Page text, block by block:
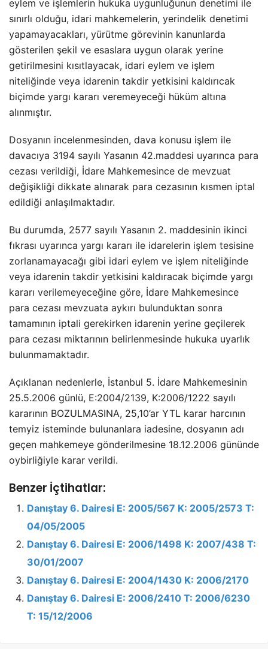
eylem ve işlemlerin hukuka uygunluğunun denetimi ile
sınırlı olduğu, idari mahkemelerin, yerindelik denetimi
yapamayacakları, yürütme görevinin kanunlarda
gösterilen şekil ve esaslara uygun olarak yerine
getirilmesini kısıtlayacak, idari eylem ve işlem
niteliğinde veya idarenin takdir yetkisini kaldırıcak
biçimde yargı kararı veremeyeceği hüküm altına
alınmıştır.
Dosyanın incelenmesinden, dava konusu işlem ile
davacıya 3194 sayılı Yasanın 42.maddesi uyarınca para
cezası verildiği, İdare Mahkemesince de mevzuat
değişikliği dikkate alınarak para cezasının kısmen iptal
edildiği anlaşılmaktadır.
Bu durumda, 2577 sayılı Yasanın 2. maddesinin ikinci
fıkrası uyarınca yargı kararı ile idarelerin işlem tesisine
zorlanamayacağı gibi idari eylem ve işlem niteliğinde
veya idarenin takdir yetkisini kaldıracak biçimde yargı
kararı verilemeyeceğine göre, İdare Mahkemesince
para cezası mevzuata aykırı bulunduktan sonra
tamamının iptali gerekirken idarenin yerine geçilerek
para cezası miktarının belirlenmesinde hukuka uyarlık
bulunmamaktadır.
Açıklanan nedenlerle, İstanbul 5. İdare Mahkemesinin
25.5.2006 günlü, E:2004/2139, K:2006/1222 sayılı
kararının BOZULMASINA, 25,10’ar YTL karar harcının
temyiz isteminde bulunanlara iadesine, dosyanın adı
geçen mahkemeye gönderilmesine 18.12.2006 gününde
oybirliğiyle karar verildi.
Benzer İçtihatlar:
Danıştay 6. Dairesi E: 2005/567 K: 2005/2573 T:
04/05/2005
Danıştay 6. Dairesi E: 2006/1498 K: 2007/438 T:
30/01/2007
Danıştay 6. Dairesi E: 2004/1430 K: 2006/2170
Danıştay 6. Dairesi E: 2006/2410 T: 2006/6230
T: 15/12/2006